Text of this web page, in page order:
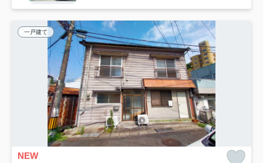
一戸建て
NEW